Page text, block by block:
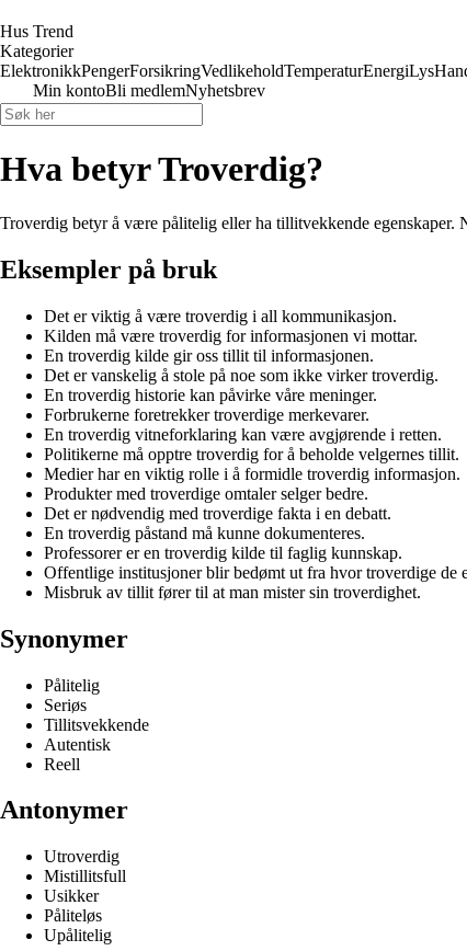
Hus Trend
Kategorier
ElektronikkPengerForsikringVedlikeholdTemperaturEnergiLys
Min kontoBli medlemNyhetsbrev
Hva betyr Troverdig?
Troverdig betyr å være pålitelig eller ha tillitvekkende egenskaper.
Eksempler på bruk
Det er viktig å være troverdig i all kommunikasjon.
Kilden må være troverdig for informasjonen vi mottar.
En troverdig kilde gir oss tillit til informasjonen.
Det er vanskelig å stole på noe som ikke virker troverdig.
En troverdig historie kan påvirke våre meninger.
Forbrukerne foretrekker troverdige merkevarer.
En troverdig vitneforklaring kan være avgjørende i retten.
Politikerne må opptre troverdig for å beholde velgernes tillit.
Medier har en viktig rolle i å formidle troverdig informasjon.
Produkter med troverdige omtaler selger bedre.
Det er nødvendig med troverdige fakta i en debatt.
En troverdig påstand må kunne dokumenteres.
Professorer er en troverdig kilde til faglig kunnskap.
Offentlige institusjoner blir bedømt ut fra hvor troverdige de
Misbruk av tillit fører til at man mister sin troverdighet.
Synonymer
Pålitelig
Seriøs
Tillitsvekkende
Autentisk
Reell
Antonymer
Utroverdig
Mistillitsfull
Usikker
Påliteløs
Upålitelig